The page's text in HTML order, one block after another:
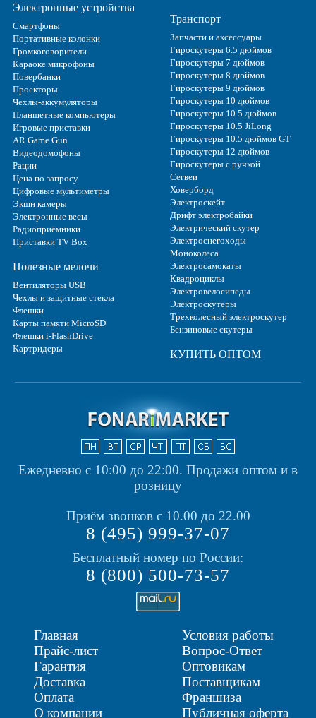
Электронные устройства
Смартфоны
Портативные колонки
Громкоговорители
Караоке микрофоны
Повербанки
Проекторы
Чехлы-аккумуляторы
Планшетные компьютеры
Игровые приставки
AR Game Gun
Видеодомофоны
Рации
Цена по запросу
Цифровые мультиметры
Экшн камеры
Электронные весы
Радиоприёмники
Приставки TV Box
Полезные мелочи
Вентиляторы USB
Чехлы и защитные стекла
Флешки
Карты памяти MicroSD
Флешки i-FlashDrive
Картридеры
Транспорт
Запчасти и аксессуары
Гироскутеры 6.5 дюймов
Гироскутеры 7 дюймов
Гироскутеры 8 дюймов
Гироскутеры 9 дюймов
Гироскутеры 10 дюймов
Гироскутеры 10.5 дюймов
Гироскутеры 10.5 JiLong
Гироскутеры 10.5 дюймов GT
Гироскутеры 12 дюймов
Гироскутеры с ручкой
Сегвеи
Ховерборд
Электроскейт
Дрифт электробайки
Электрический скутер
Электроснегоходы
Моноколеса
Электросамокаты
Квадроциклы
Электровелосипеды
Электроскутеры
Трехколесный электроскутер
Бензиновые скутеры
КУПИТЬ ОПТОМ
Ежедневно с 10:00 до 22:00. Продажи оптом и в
розницу
Приём звонков с 10.00 до 22.00
8 (495) 999-37-07
Бесплатный номер по России:
8 (800) 500-73-57
Главная
Прайс-лист
Гарантия
Доставка
Оплата
О компании
Условия работы
Вопрос-Ответ
Оптовикам
Поставщикам
Франшиза
Публичная оферта